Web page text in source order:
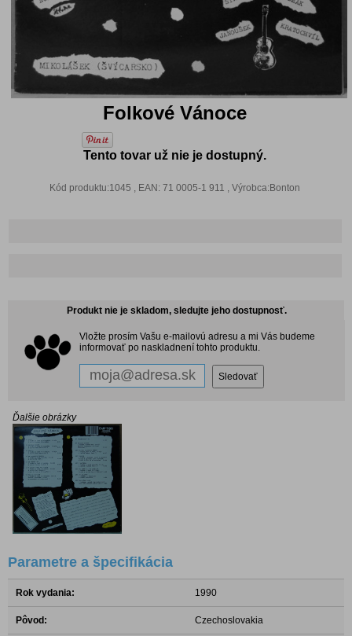
Folkové Vánoce
Tento tovar už nie je dostupný.
Kód produktu:1045 , EAN: 71 0005-1 911 , Výrobca:Bonton
Produkt nie je skladom, sledujte jeho dostupnosť.
Vložte prosím Vašu e-mailovú adresu a mi Vás budeme
informovať po naskladnení tohto produktu.
Ďalšie obrázky
Parametre a špecifikácia
Rok vydania: 1990
Pôvod: Czechoslovakia